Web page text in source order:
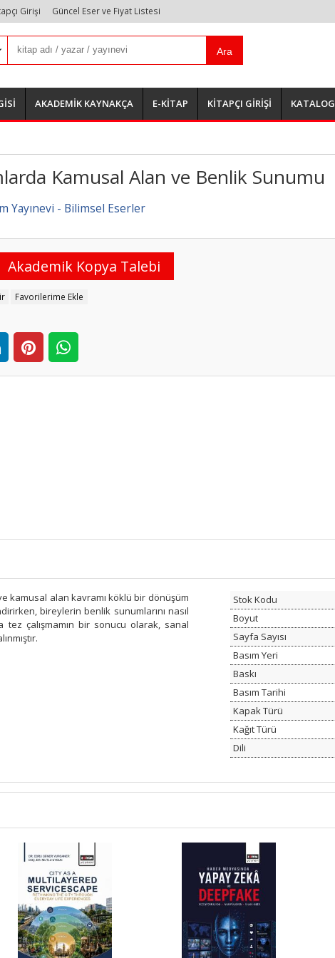
Girişi Güncel Eser ve Fiyat Listesi
Ara
AKADEMİK KAYNAKÇA E-KİTAP KİTAPÇI GİRİŞİ KATALOG
Kamusal Alan ve Benlik Sunumu
Yayınevi - Bilimsel Eserler
Akademik Kopya Talebi
Favorilerime Ekle
kamusal alan kavramı köklü bir dönüşüm
bireylerin benlik sunumlarını nasıl
tez çalışmamın bir sonucu olarak, sanal
Stok Kodu
Boyut
Sayfa Sayısı
Basım Yeri
Baskı
Basım Tarihi
Kapak Türü
Kağıt Türü
Dili